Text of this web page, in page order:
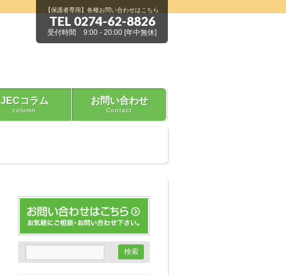
【保護者専用】各種お問い合わせはこちら
TEL 0274-62-8826
受付時間 9:00 - 20:00 [年中無休]
JECコラム
column
お問い合わせ
Contact